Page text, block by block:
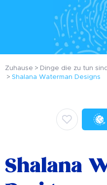
Zuhause Dinge die zu tun sind
Shalana Waterman Designs
Shalana